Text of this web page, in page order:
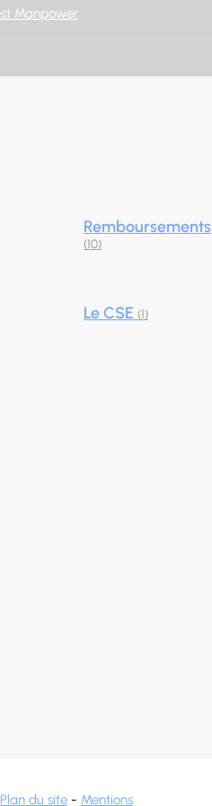
Remboursements
(10)
Le CSE (1)
Plan du site - Mentions